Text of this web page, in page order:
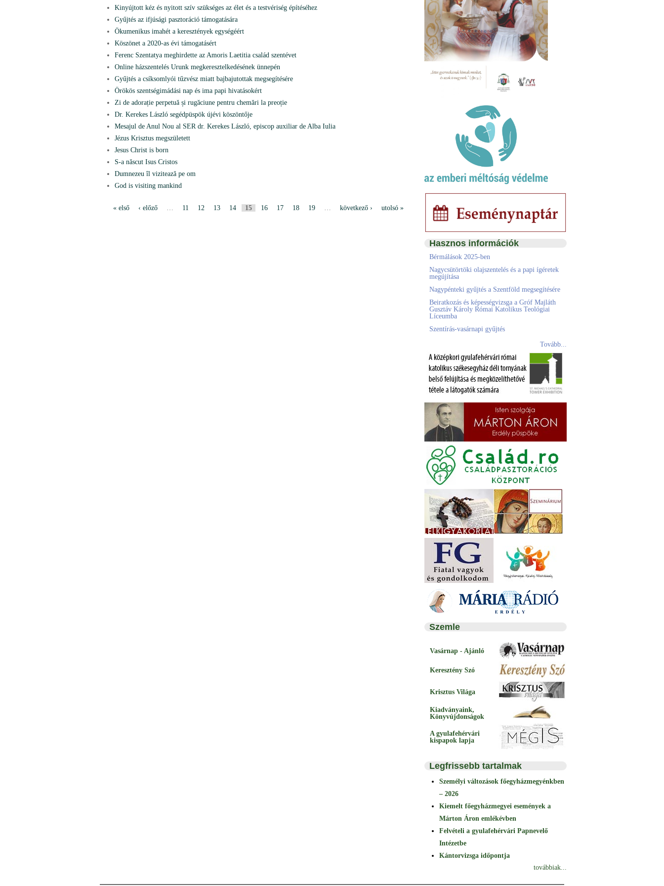
Kinyújtott kéz és nyitott szív szükséges az élet és a testvériség építéséhez
Gyűjtés az ifjúsági pasztoráció támogatására
Ökumenikus imahét a keresztények egységéért
Köszönet a 2020-as évi támogatásért
Ferenc Szentatya meghirdette az Amoris Laetitia család szentévet
Online házszentelés Urunk megkeresztelkedésének ünnepén
Gyűjtés a csíksomlyói tűzvész miatt bajbajutottak megsegítésére
Örökös szentségimádási nap és ima papi hivatásokért
Zi de adorație perpetuă și rugăciune pentru chemări la preoție
Dr. Kerekes László segédpüspök újévi köszöntője
Mesajul de Anul Nou al SER dr. Kerekes László, episcop auxiliar de Alba Iulia
Jézus Krisztus megszületett
Jesus Christ is born
S-a născut Isus Cristos
Dumnezeu îl vizitează pe om
God is visiting mankind
« első ‹ előző … 11 12 13 14 15 16 17 18 19 … következő › utolsó »
Hasznos információk
Bérmálások 2025-ben
Nagycsütörtöki olajszentelés és a papi ígéretek
megújítása
Nagypénteki gyűjtés a Szentföld megsegítésére
Beiratkozás és képességvizsga a Gróf Majláth
Gusztáv Károly Római Katolikus Teológiai
Líceumba
Szentírás-vasárnapi gyűjtés
Tovább...
Szemle
Vasárnap - Ajánló
Keresztény Szó
Krisztus Világa
Kiadványaink,
Könyvújdonságok
A gyulafehérvári
kispapok lapja
Legfrissebb tartalmak
Személyi változások főegyházmegyénkben
– 2026
Kiemelt főegyházmegyei események a
Márton Áron emlékévben
Felvételi a gyulafehérvári Papnevelő
Intézetbe
Kántorvizsga időpontja
továbbiak...